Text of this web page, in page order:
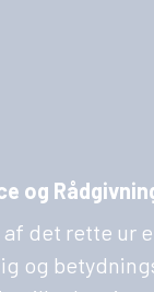
og
det rette ur
og